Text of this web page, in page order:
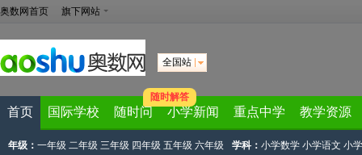
奥数网首页 旗下网站
全国站
首页 国际学校 随时问
随时解答
小学新闻 重点中学 教学资源
年级： 一年级 二年级 三年级 四年级 五年级 六年级 学科： 小学数学 小学语文 小